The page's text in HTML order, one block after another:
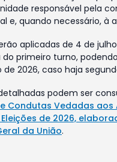
responsável pela
e, quando necessário, à
aplicadas de 4 de
do primeiro turno,
de 2026, caso haja
podem ser
Condutas Vedadas aos
de 2026,
da União.